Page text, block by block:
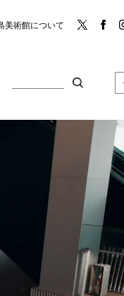
美術館について